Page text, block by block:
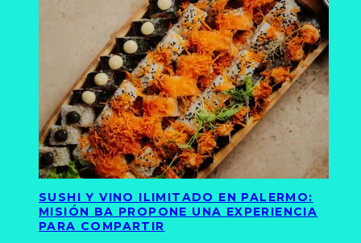
SUSHI Y VINO ILIMITADO EN PALERMO:
MISIÓN BA PROPONE UNA EXPERIENCIA
PARA COMPARTIR